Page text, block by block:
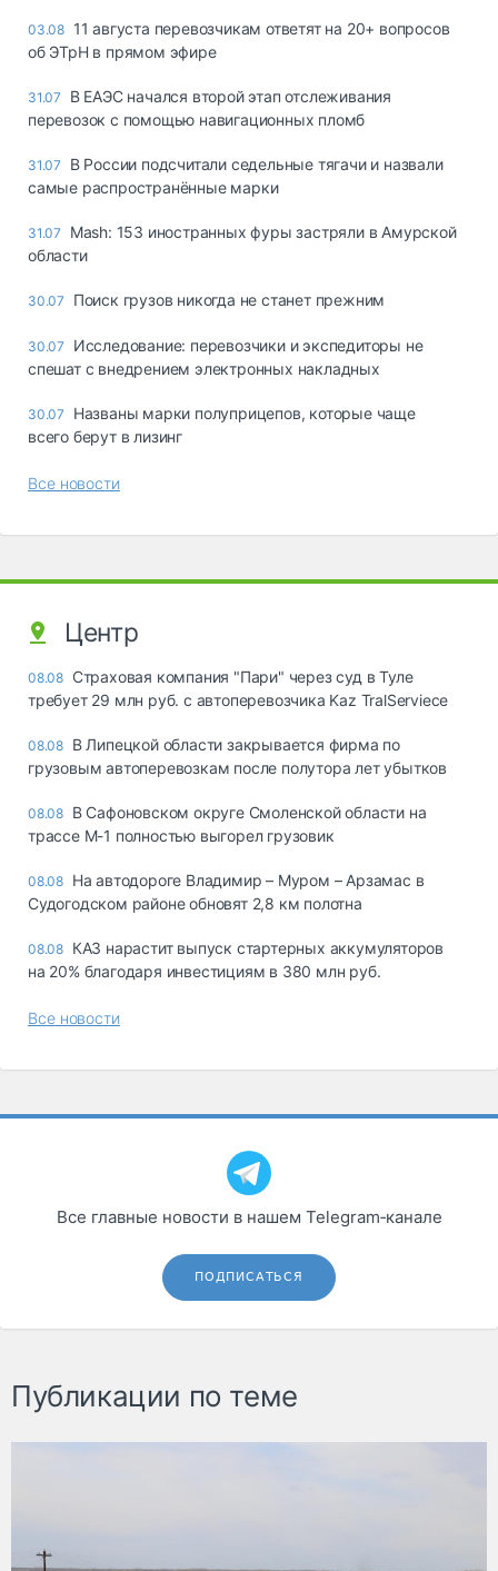
03.08 11 августа перевозчикам ответят на 20+ вопросов
об ЭТрН в прямом эфире
31.07
В ЕАЭС начался второй этап отслеживания
перевозок с помощью навигационных пломб
31.07
В России подсчитали седельные тягачи и назвали
самые распространённые марки
31.07
Mash: 153 иностранных фуры застряли в Амурской
области
30.07 Поиск грузов никогда не станет прежним
30.07
Исследование: перевозчики и экспедиторы не
спешат с внедрением электронных накладных
30.07
Названы марки полуприцепов, которые чаще
всего берут в лизинг
Все новости
Центр
08.08 Страховая компания "Пари" через суд в Туле
требует 29 млн руб. с автоперевозчика Kaz TralServiece
08.08 В Липецкой области закрывается фирма по
грузовым автоперевозкам после полутора лет убытков
08.08 В Сафоновском округе Смоленской области на
трассе М-1 полностью выгорел грузовик
08.08 На автодороге Владимир – Муром – Арзамас в
Судогодском районе обновят 2,8 км полотна
08.08 КАЗ нарастит выпуск стартерных аккумуляторов
на 20% благодаря инвестициям в 380 млн руб.
Все новости
Все главные новости в нашем Telegram‑канале
ПОДПИСАТЬСЯ
Публикации по теме